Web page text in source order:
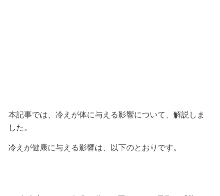
本記事では、冷えが体に与える影響について、解説しま
した。
冷えが健康に与える影響は、以下のとおりです。